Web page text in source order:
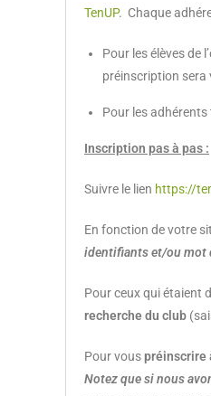
TenUP. Chaque
Pour les élèves de
préinscription sera
Pour les
Inscription pas à pas :
Suivre le lien https://
En fonction de votre
identifiants et/ou mot
Pour ceux qui étaient
recherche du club
Pour vouspréinscrire
Notez que si nous